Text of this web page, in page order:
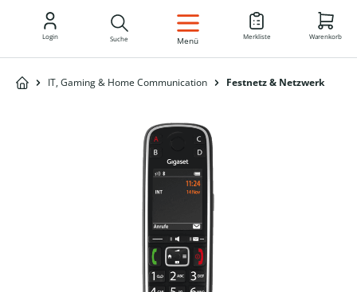
DE
Login Suche Menü Merkliste Warenkorb
IT, Gaming & Home Communication Festnetz & Netzwerk